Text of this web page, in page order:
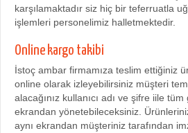
karşılamaktadır siz hiç bir teferruatla
işlemleri personelimiz halletmektedir.
Online kargo takibi
İstoç ambar firmamıza teslim ettiğiniz
online olarak izleyebilirsiniz müşteri
alacağınız kullanıcı adı ve şifre iile
ekrandan yönetebileceksiniz.
aynı ekrandan müşteriniz tarafından